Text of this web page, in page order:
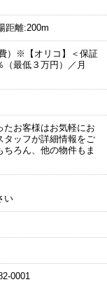
距離:200m
）※【オリコ】＜保証
最低３万円）／月
お客様はお気軽にお
ッフが詳細情報をご
ろん、他の物件もま
い
0001